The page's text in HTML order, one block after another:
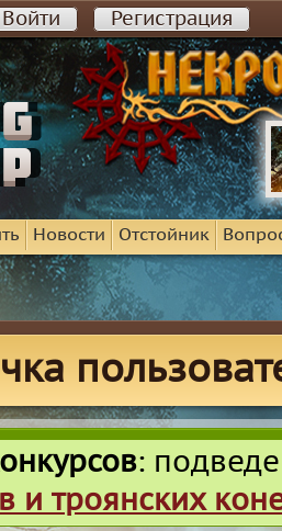
Войти Регистрация
Новости Отстойник
:
и троянских